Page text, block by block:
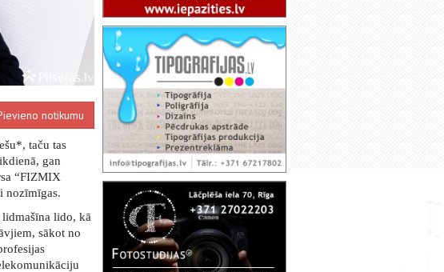
notikumu
taču tas
gan
“FIZMIX
nozīmīgas.
lidmašīna lido, kā
sākot no